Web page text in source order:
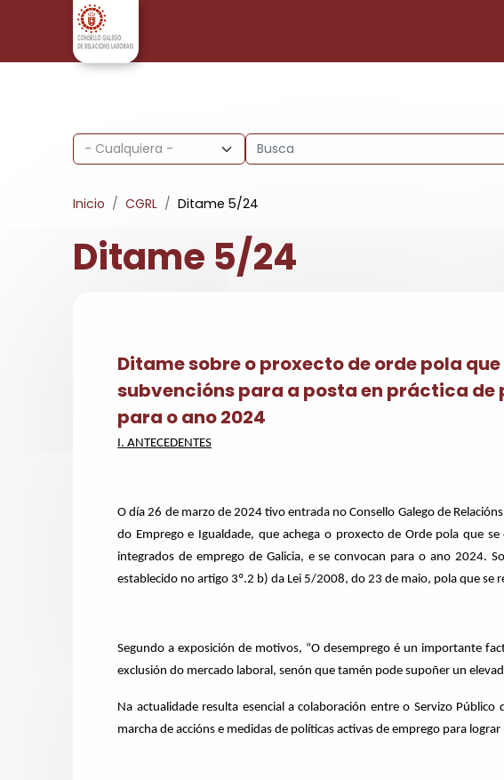
Pasar al contenido principal
Inicio CGRL Ditame 5/24
Ditame 5/24
Ditame sobre o proxecto de orde pola
subvencións para a posta en práctica
para o ano 2024
I. ANTECEDENTES
O día 26 de marzo de 2024 tivo entrada no Consello Galego de
do Emprego e Igualdade, que achega o proxecto de Orde pola que
integrados de emprego de Galicia, e se convocan para o ano 2024.
establecido no artigo 3º.2 b) da Lei 5/2008, do 23 de maio, pola que se
Segundo a exposición de motivos, “O desemprego é un importante
exclusión do mercado laboral, senón que tamén pode supoñer un
Na actualidade resulta esencial a colaboración entre o Servizo
marcha de accións e medidas de políticas activas de emprego para